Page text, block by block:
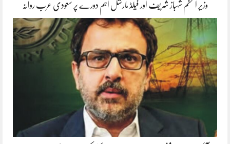
وزیر اعظم شہباز شریف اور فیلڈ مارشل اہم دورے پر سعودی عرب روانہ